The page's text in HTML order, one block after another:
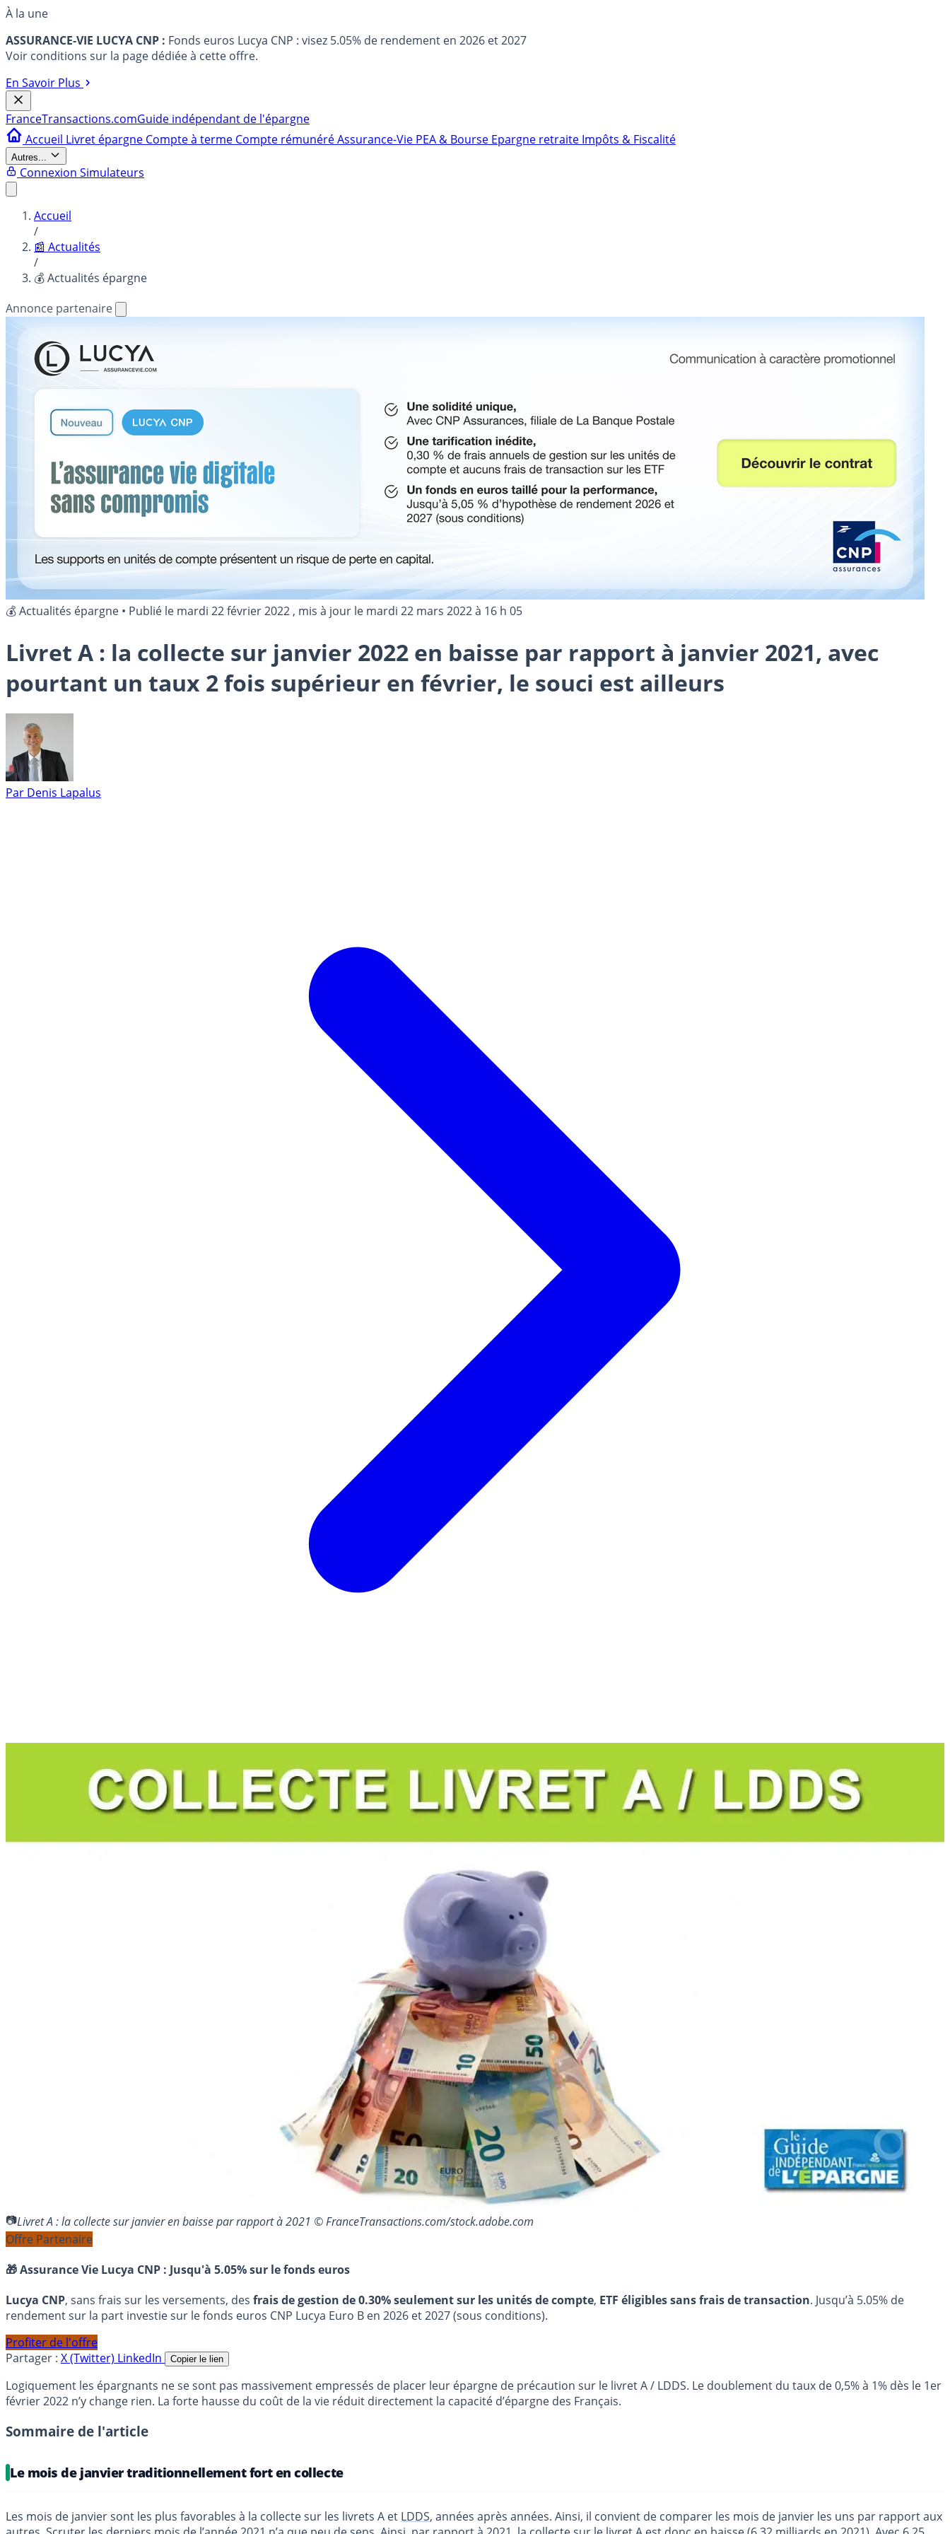
À la une
ASSURANCE-VIE LUCYA CNP : Fonds euros Lucya CNP : visez 5.05% de rendement en 2026 et 2027
Voir conditions sur la page dédiée à cette offre.
En Savoir Plus
FranceTransactions.comGuide indépendant de l'épargne
Accueil Livret épargne Compte à terme Compte rémunéréAssurance-Vie PEA & Bourse Epargne retraite Impôts & Fiscalité
Autres...
Connexion Simulateurs
Accueil
/
📰 Actualités
/
💰 Actualités épargne
Annonce partenaire
💰 Actualités épargne • Publié le mardi 22 février 2022 , mis à jour le mardi 22 mars 2022 à 16 h 05
Livret A : la collecte sur janvier 2022 en baisse par rapport à janvier 2021, avec
pourtant un taux 2 fois supérieur en février, le souci est ailleurs
Par Denis Lapalus
Livret A : la collecte sur janvier en baisse par rapport à 2021 © FranceTransactions.com/stock.adobe.com
Offre Partenaire
🎁 Assurance Vie Lucya CNP : Jusqu'à 5.05% sur le fonds euros
Lucya CNP, sans frais sur les versements, des frais de gestion de 0.30% seulement sur les unités de compte, ETF éligibles sans frais de transaction. Jusqu’à 5.05% de
rendement sur la part investie sur le fonds euros CNP Lucya Euro B en 2026 et 2027 (sous conditions).
Profiter de l'offre
Partager : X (Twitter) LinkedIn Copier le lien
Logiquement les épargnants ne se sont pas massivement empressés de placer leur épargne de précaution sur le livret A / LDDS. Le doublement du taux de 0,5% à 1% dès le 1er
février 2022 n’y change rien. La forte hausse du coût de la vie réduit directement la capacité d’épargne des Français.
Sommaire de l'article
Le mois de janvier traditionnellement fort en collecte
Les mois de janvier sont les plus favorables à la collecte sur les livrets A et LDDS, années après années. Ainsi, il convient de comparer les mois de janvier les uns par rapport aux